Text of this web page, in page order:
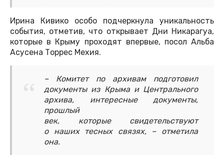
Ирина Кивико особо подчеркнула уникальность
события, отметив, что открывает Дни Никарагуа,
которые в Крыму проходят впервые, посол Альба
Асусена Торрес Мехия.
– Комитет по архивам подготовил
документы из Крыма и Центрального
архива, интересные документы,
прошлый
век, которые свидетельствуют
о наших тесных связях, – отметила
она.